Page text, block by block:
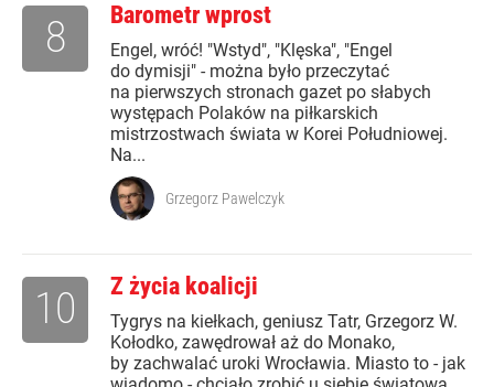
Barometr wprost
Engel, wróć! "Wstyd", "Klęska", "Engel
do dymisji" - można było przeczytać
na pierwszych stronach gazet po słabych
występach Polaków na piłkarskich
mistrzostwach świata w Korei Południowej.
Na...
8
Grzegorz Pawelczyk
Z życia koalicji
Tygrys na kiełkach, geniusz Tatr, Grzegorz W.
Kołodko, zawędrował aż do Monako,
by zachwalać uroki Wrocławia. Miasto to - jak
10